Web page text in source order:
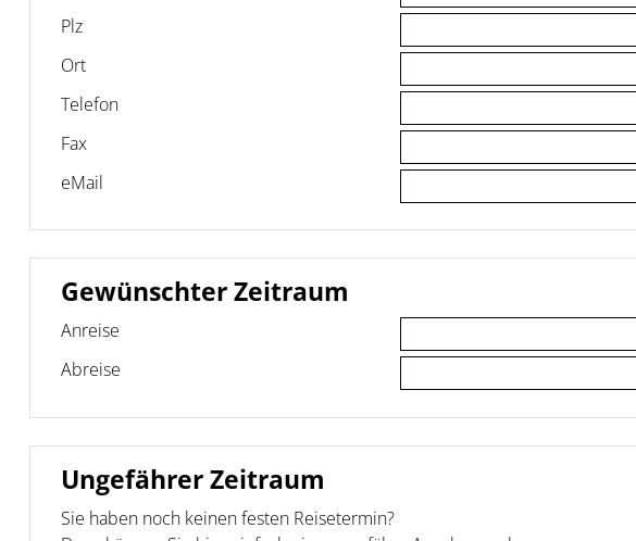
Plz
Ort
Telefon
Fax
eMail
Gewünschter Zeitraum
Anreise
Abreise
Ungefährer Zeitraum
Sie haben noch keinen festen Reisetermin?